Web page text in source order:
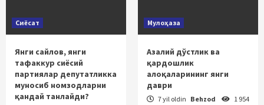
Сиёсат
Янги сайлов, янги
тафаккур сиёсий
партиялар депутатликка
муносиб номзодларни
қандай танлайди?
Мулоҳаза
Азалий дўстлик ва
қардошлик
алоқаларининг янги
даври
7 yil oldin Behzod 1 954